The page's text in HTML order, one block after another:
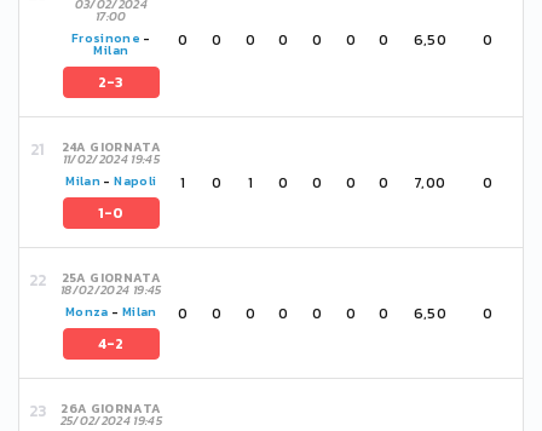
03/02/2024
17:00
Frosinone -
Milan
2-3
0 0 0 0 0 0 0 6,50 0
24A GIORNATA
11/02/2024 19:45
Milan -Napoli
1-0
1 0 1 0 0 0 0 7,00 0
25A GIORNATA
18/02/2024 19:45
Monza - Milan
4-2
0 0 0 0 0 0 0 6,50 0
26A GIORNATA
25/02/2024 19:45